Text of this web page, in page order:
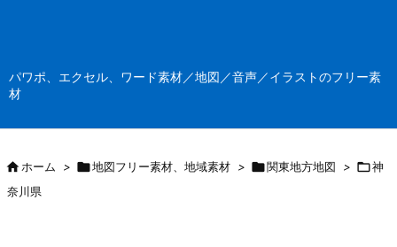
パワポ、エクセル、ワード素材／地図／音声／イラストのフリー素
材
ホーム > 地図フリー素材、地域素材 > 関東地方地図 > 神
奈川県